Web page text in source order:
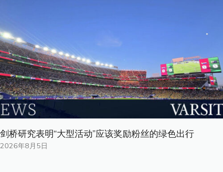
剑桥研究表明“大型活动”应该奖励粉丝的绿色出行
2026年8月5日